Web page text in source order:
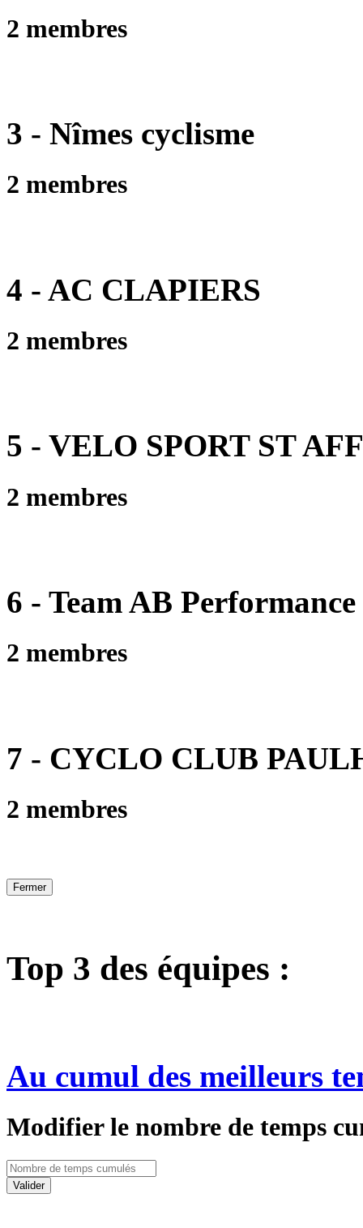
2 membres
3 - Nîmes cyclisme
2 membres
4 - AC CLAPIERS
2 membres
5 - VELO SPORT ST
2 membres
6 - Team AB Performance
2 membres
7 - CYCLO CLUB
2 membres
Fermer
Top 3 des équipes :
Au cumul des meilleurs
Modifier le nombre de temps
Valider